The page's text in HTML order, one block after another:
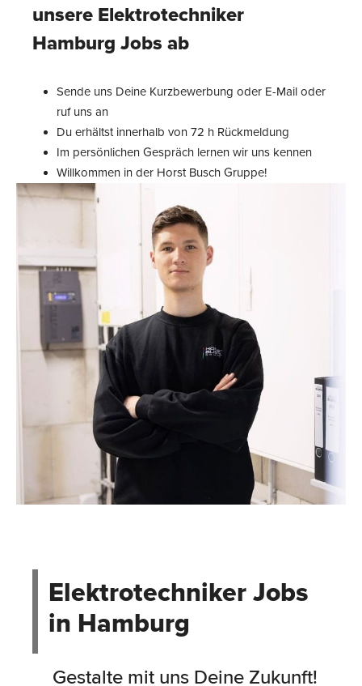
unsere Elektrotechniker
Hamburg Jobs ab
Sende uns Deine Kurzbewerbung oder E-Mail oder
ruf uns an
Du erhältst innerhalb von 72 h Rückmeldung
Im persönlichen Gespräch lernen wir uns kennen
Willkommen in der Horst Busch Gruppe!
Elektrotechniker Jobs
in Hamburg
Gestalte mit uns Deine Zukunft!